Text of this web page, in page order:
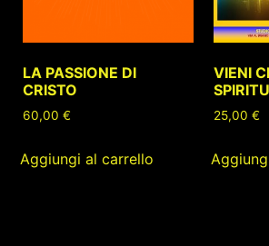
LA PASSIONE DI
CRISTO
60,00€
Aggiungi al carrello
VIENI
25,00€